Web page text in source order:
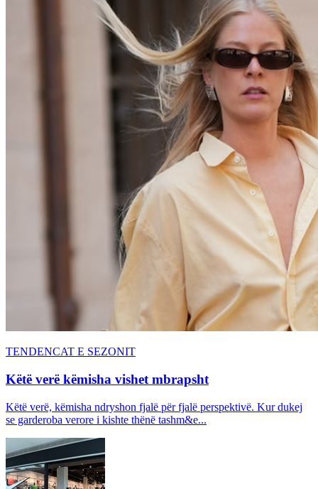
TENDENCAT E SEZONIT
Këtë verë këmisha vishet mbrapsht
Këtë verë, këmisha ndryshon fjalë për fjalë perspektivë. Kur dukej
se garderoba verore i kishte thënë tashm&e...